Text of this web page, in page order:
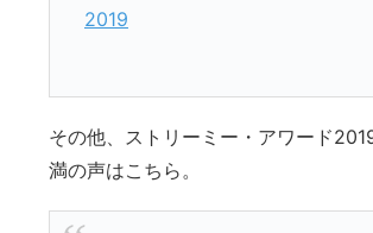
2019
その他、ストリーミー・アワード
満の声はこちら。